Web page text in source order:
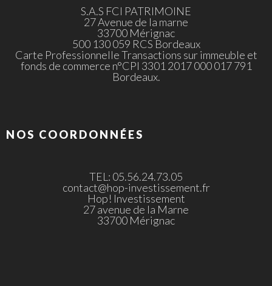
S.A.S FCI PATRIMOINE
27 Avenue de la marne
33700 Mérignac
500 130 059 RCS Bordeaux
Carte Professionnelle Transactions sur immeuble et
fonds de commerce n°CPI 3301 2017 000 017 791
Bordeaux.
NOS COORDONNÉES
TEL: 05.56.24.73.05
contact@hop-investissement.fr
Hop! Investissement
27 avenue de la Marne
33700 Mérignac